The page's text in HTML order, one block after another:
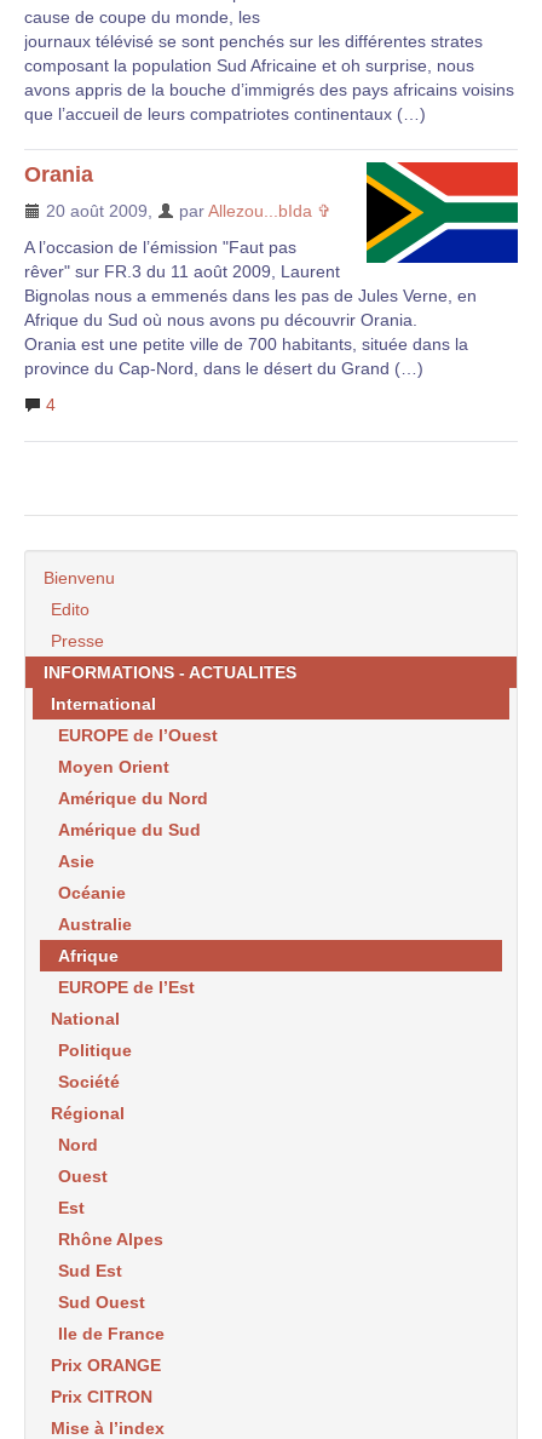
cause de coupe du monde, les
journaux télévisé se sont penchés sur les différentes strates
composant la population Sud Africaine et oh surprise, nous
avons appris de la bouche d’immigrés des pays africains voisins
que l’accueil de leurs compatriotes continentaux (…)
Orania
20 août 2009 parAllezou...bIda ✞
A l’occasion de l’émission "Faut pas
rêver" sur FR.3 du 11 août 2009, Laurent
Bignolas nous a emmenés dans les pas de Jules Verne, en
Afrique du Sud où nous avons pu découvrir Orania.
Orania est une petite ville de 700 habitants, située dans la
province du Cap-Nord, dans le désert du Grand (…)
4
Bienvenu
Edito
Presse
INFORMATIONS - ACTUALITES
International
EUROPE de l’Ouest
Moyen Orient
Amérique du Nord
Amérique du Sud
Asie
Océanie
Australie
Afrique
EUROPE de l’Est
National
Politique
Société
Régional
Nord
Ouest
Est
Rhône Alpes
Sud Est
Sud Ouest
Ile de France
Prix ORANGE
Prix CITRON
Mise à l’index